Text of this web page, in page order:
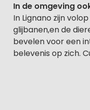
In de omgeving
In Lignano zijn
glijbanen,en de
bevelen voor een
belevenis op zich.